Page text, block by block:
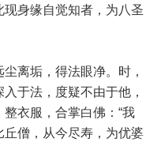
身缘自觉知者，为八圣
离垢，得法眼净。时，
于法，度疑不由于他，
衣服，合掌白佛：“我
僧，从今尽寿，为优婆